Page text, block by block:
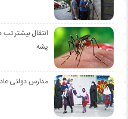
انتقال بیشتر
پشه
مدارس دولتی